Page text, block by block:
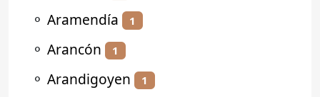
⚬ Aramendía 1
⚬ Arancón 1
⚬ Arandigoyen 1